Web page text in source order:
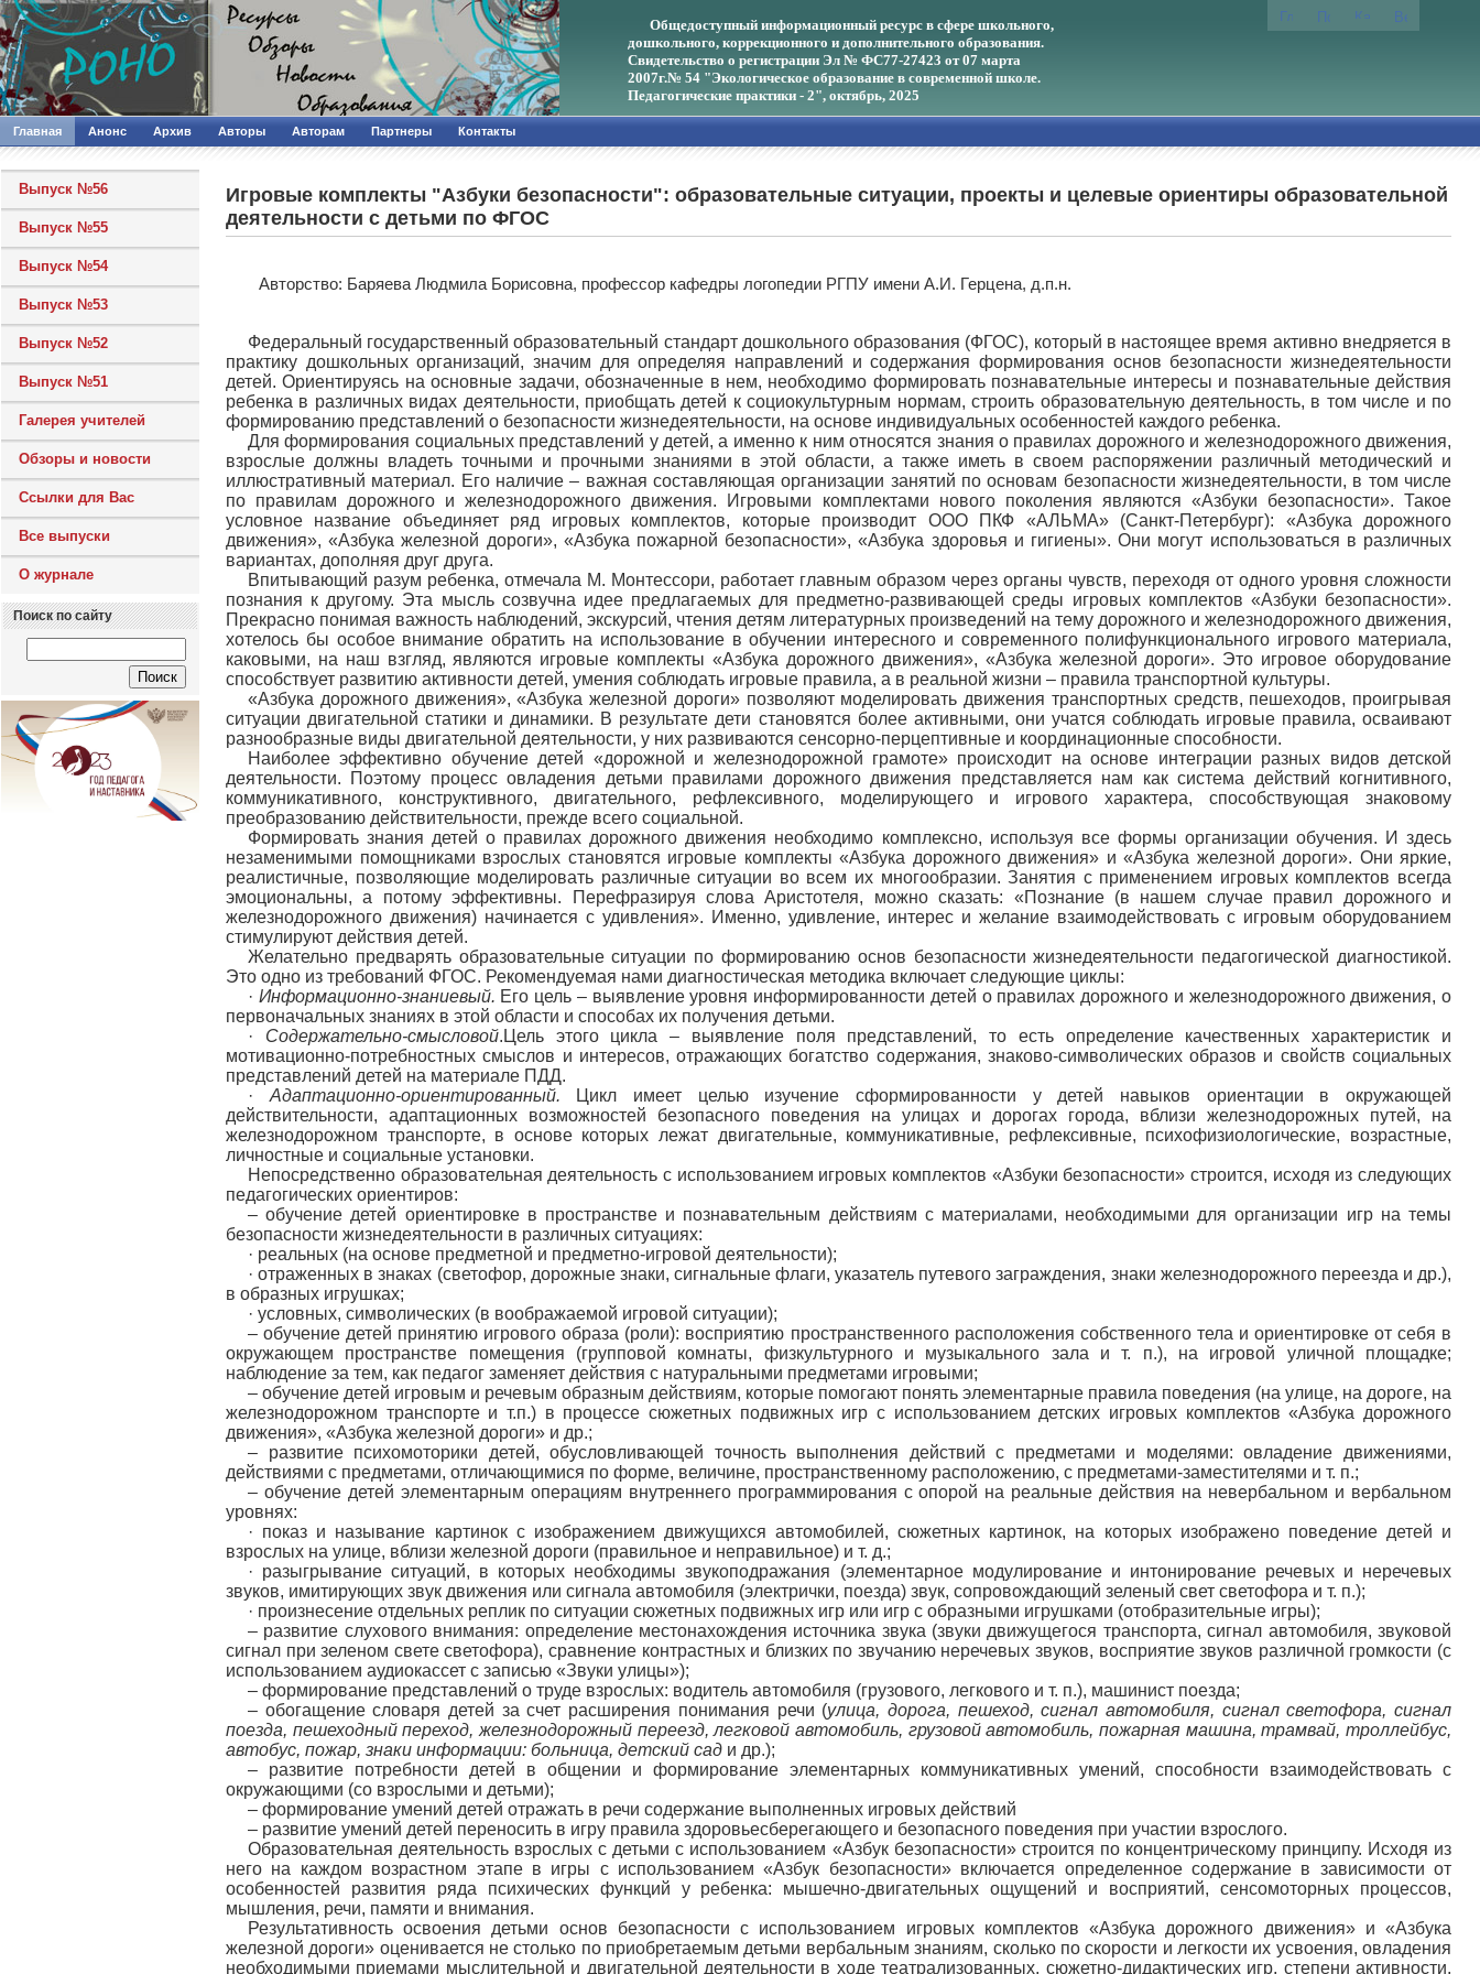
Общедоступный информационный ресурс в сфере школьного,
дошкольного, коррекционного и дополнительного образования.
Свидетельство о регистрации Эл № ФС77-27423 от 07 марта
2007г.№ 54 "Экологическое образование в современной школе.
Педагогические практики - 2", октябрь, 2025
Главная Анонс Архив Авторы Авторам Партнеры Контакты
Выпуск №56
Выпуск №55
Выпуск №54
Выпуск №53
Выпуск №52
Выпуск №51
Галерея учителей
Обзоры и новости
Ссылки для Вас
Все выпуски
О журнале
Поиск по сайту
Игровые комплекты "Азбуки безопасности": образовательные ситуации, проекты и целевые ориентиры образовательной
деятельности с детьми по ФГОС
Авторcтво: Баряева Людмила Борисовна, профессор кафедры логопедии РГПУ имени А.И. Герцена, д.п.н.
Федеральный государственный образовательный стандарт дошкольного образования (ФГОС), который в настоящее время активно внедряется в
практику дошкольных организаций, значим для определяя направлений и содержания формирования основ безопасности жизнедеятельности
детей. Ориентируясь на основные задачи, обозначенные в нем, необходимо формировать познавательные интересы и познавательные действия
ребенка в различных видах деятельности, приобщать детей к социокультурным нормам, строить образовательную деятельность, в том числе и по
формированию представлений о безопасности жизнедеятельности, на основе индивидуальных особенностей каждого ребенка.
Для формирования социальных представлений у детей, а именно к ним относятся знания о правилах дорожного и железнодорожного движения,
взрослые должны владеть точными и прочными знаниями в этой области, а также иметь в своем распоряжении различный методический и
иллюстративный материал. Его наличие – важная составляющая организации занятий по основам безопасности жизнедеятельности, в том числе
по правилам дорожного и железнодорожного движения. Игровыми комплектами нового поколения являются «Азбуки безопасности». Такое
условное название объединяет ряд игровых комплектов, которые производит ООО ПКФ «АЛЬМА» (Санкт-Петербург): «Азбука дорожного
движения», «Азбука железной дороги», «Азбука пожарной безопасности», «Азбука здоровья и гигиены». Они могут использоваться в различных
вариантах, дополняя друг друга.
Впитывающий разум ребенка, отмечала М. Монтессори, работает главным образом через органы чувств, переходя от одного уровня сложности
познания к другому. Эта мысль созвучна идее предлагаемых для предметно-развивающей среды игровых комплектов «Азбуки безопасности».
Прекрасно понимая важность наблюдений, экскурсий, чтения детям литературных произведений на тему дорожного и железнодорожного движения,
хотелось бы особое внимание обратить на использование в обучении интересного и современного полифункционального игрового материала,
каковыми, на наш взгляд, являются игровые комплекты «Азбука дорожного движения», «Азбука железной дороги». Это игровое оборудование
способствует развитию активности детей, умения соблюдать игровые правила, а в реальной жизни – правила транспортной культуры.
«Азбука дорожного движения», «Азбука железной дороги» позволяют моделировать движения транспортных средств, пешеходов, проигрывая
ситуации двигательной статики и динамики. В результате дети становятся более активными, они учатся соблюдать игровые правила, осваивают
разнообразные виды двигательной деятельности, у них развиваются сенсорно-перцептивные и координационные способности.
Наиболее эффективно обучение детей «дорожной и железнодорожной грамоте» происходит на основе интеграции разных видов детской
деятельности. Поэтому процесс овладения детьми правилами дорожного движения представляется нам как система действий когнитивного,
коммуникативного, конструктивного, двигательного, рефлексивного, моделирующего и игрового характера, способствующая знаковому
преобразованию действительности, прежде всего социальной.
Формировать знания детей о правилах дорожного движения необходимо комплексно, используя все формы организации обучения. И здесь
незаменимыми помощниками взрослых становятся игровые комплекты «Азбука дорожного движения» и «Азбука железной дороги». Они яркие,
реалистичные, позволяющие моделировать различные ситуации во всем их многообразии. Занятия с применением игровых комплектов всегда
эмоциональны, а потому эффективны. Перефразируя слова Аристотеля, можно сказать: «Познание (в нашем случае правил дорожного и
железнодорожного движения) начинается с удивления». Именно, удивление, интерес и желание взаимодействовать с игровым оборудованием
стимулируют действия детей.
Желательно предварять образовательные ситуации по формированию основ безопасности жизнедеятельности педагогической диагностикой.
Это одно из требований ФГОС. Рекомендуемая нами диагностическая методика включает следующие циклы:
· Информационно-знаниевый. Его цель – выявление уровня информированности детей о правилах дорожного и железнодорожного движения, о
первоначальных знаниях в этой области и способах их получения детьми.
· Содержательно-смысловой.Цель этого цикла – выявление поля представлений, то есть определение качественных характеристик и
мотивационно-потребностных смыслов и интересов, отражающих богатство содержания, знаково-символических образов и свойств социальных
представлений детей на материале ПДД.
· Адаптационно-ориентированный. Цикл имеет целью изучение сформированности у детей навыков ориентации в окружающей
действительности, адаптационных возможностей безопасного поведения на улицах и дорогах города, вблизи железнодорожных путей, на
железнодорожном транспорте, в основе которых лежат двигательные, коммуникативные, рефлексивные, психофизиологические, возрастные,
личностные и социальные установки.
Непосредственно образовательная деятельность с использованием игровых комплектов «Азбуки безопасности» строится, исходя из следующих
педагогических ориентиров:
– обучение детей ориентировке в пространстве и познавательным действиям с материалами, необходимыми для организации игр на темы
безопасности жизнедеятельности в различных ситуациях:
· реальных (на основе предметной и предметно-игровой деятельности);
· отраженных в знаках (светофор, дорожные знаки, сигнальные флаги, указатель путевого заграждения, знаки железнодорожного переезда и др.),
в образных игрушках;
· условных, символических (в воображаемой игровой ситуации);
– обучение детей принятию игрового образа (роли): восприятию пространственного расположения собственного тела и ориентировке от себя в
окружающем пространстве помещения (групповой комнаты, физкультурного и музыкального зала и т. п.), на игровой уличной площадке;
наблюдение за тем, как педагог заменяет действия с натуральными предметами игровыми;
– обучение детей игровым и речевым образным действиям, которые помогают понять элементарные правила поведения (на улице, на дороге, на
железнодорожном транспорте и т.п.) в процессе сюжетных подвижных игр с использованием детских игровых комплектов «Азбука дорожного
движения», «Азбука железной дороги» и др.;
– развитие психомоторики детей, обусловливающей точность выполнения действий с предметами и моделями: овладение движениями,
действиями с предметами, отличающимися по форме, величине, пространственному расположению, с предметами-заместителями и т. п.;
– обучение детей элементарным операциям внутреннего программирования с опорой на реальные действия на невербальном и вербальном
уровнях:
· показ и называние картинок с изображением движущихся автомобилей, сюжетных картинок, на которых изображено поведение детей и
взрослых на улице, вблизи железной дороги (правильное и неправильное) и т. д.;
· разыгрывание ситуаций, в которых необходимы звукоподражания (элементарное модулирование и интонирование речевых и неречевых
звуков, имитирующих звук движения или сигнала автомобиля (электрички, поезда) звук, сопровождающий зеленый свет светофора и т. п.);
· произнесение отдельных реплик по ситуации сюжетных подвижных игр или игр с образными игрушками (отобразительные игры);
– развитие слухового внимания: определение местонахождения источника звука (звуки движущегося транспорта, сигнал автомобиля, звуковой
сигнал при зеленом свете светофора), сравнение контрастных и близких по звучанию неречевых звуков, восприятие звуков различной громкости (с
использованием аудиокассет с записью «Звуки улицы»);
– формирование представлений о труде взрослых: водитель автомобиля (грузового, легкового и т. п.), машинист поезда;
– обогащение словаря детей за счет расширения понимания речи (улица, дорога, пешеход, сигнал автомобиля, сигнал светофора, сигнал
поезда, пешеходный переход, железнодорожный переезд, легковой автомобиль, грузовой автомобиль, пожарная машина, трамвай, троллейбус,
автобус, пожар, знаки информации: больница, детский сад и др.);
– развитие потребности детей в общении и формирование элементарных коммуникативных умений, способности взаимодействовать с
окружающими (со взрослыми и детьми);
– формирование умений детей отражать в речи содержание выполненных игровых действий
– развитие умений детей переносить в игру правила здоровьесберегающего и безопасного поведения при участии взрослого.
Образовательная деятельность взрослых с детьми с использованием «Азбук безопасности» строится по концентрическому принципу. Исходя из
него на каждом возрастном этапе в игры с использованием «Азбук безопасности» включается определенное содержание в зависимости от
особенностей развития ряда психических функций у ребенка: мышечно-двигательных ощущений и восприятий, сенсомоторных процессов,
мышления, речи, памяти и внимания.
Результативность освоения детьми основ безопасности с использованием игровых комплектов «Азбука дорожного движения» и «Азбука
железной дороги» оценивается не столько по приобретаемым детьми вербальным знаниям, сколько по скорости и легкости их усвоения, овладения
необходимыми приемами мыслительной и двигательной деятельности в ходе театрализованных, сюжетно-дидактических игр, степени активности,